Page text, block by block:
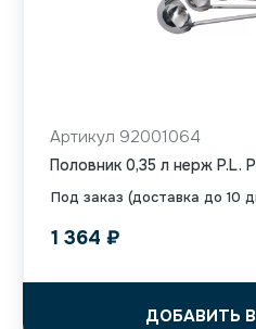
Под заказ (доставка до 10
Артикул 92001064
Половник 0,35 л нерж P.L.
1 364 ₽
ДОБАВИТЬ